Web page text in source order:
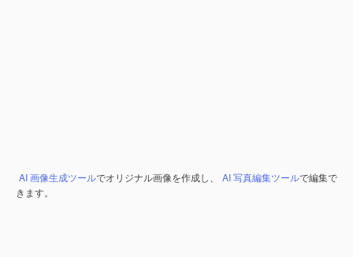
AI 画像生成ツールでオリジナル画像を作成し、 AI 写真編集ツールで編集で
きます。